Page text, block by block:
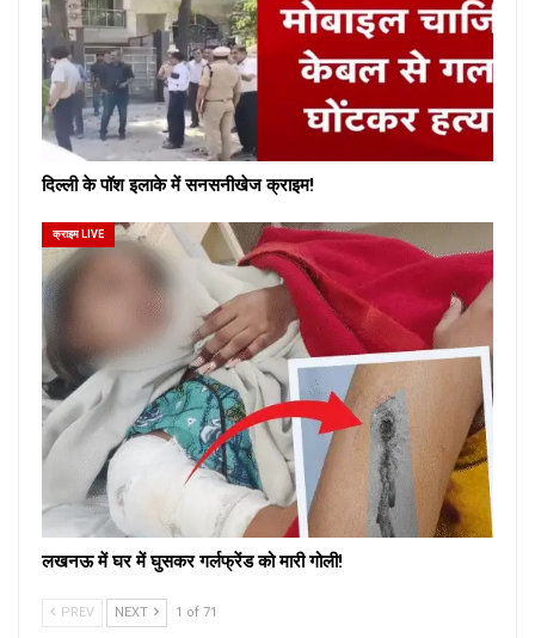
दिल्ली के पॉश इलाके में सनसनीखेज क्राइम!
क्राइम LIVE
लखनऊ में घर में घुसकर गर्लफ्रेंड को मारी गोली!
PREV NEXT 1 of 71